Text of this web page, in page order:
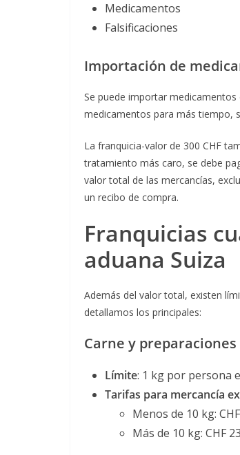
Medicamentos
Falsificaciones
Importación de
Se puede importar medicamentos
medicamentos para más tiempo,
La franquicia-valor de 300 CHF
tratamiento más caro, se debe
valor total de las mercancías,
un recibo de compra.
Franquicias
aduana Suiza
Además del valor total, existen
detallamos los principales:
Carne y
Límite: 1 kg por persona
Tarifas para mercancía
Menos de 10 kg:
Más de 10 kg: CHF